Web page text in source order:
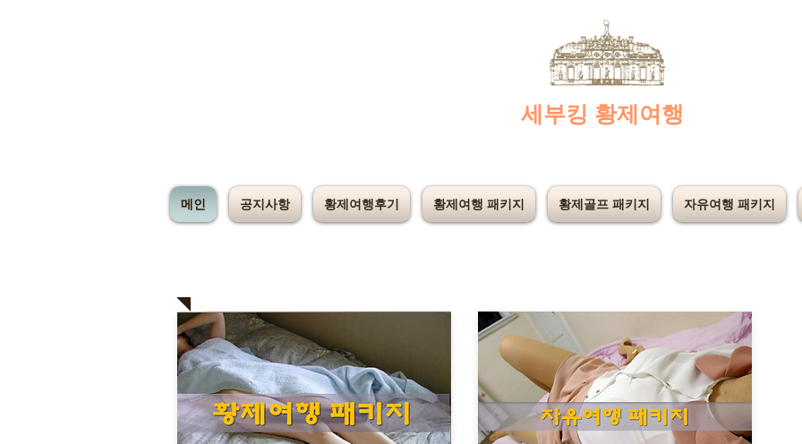
​세부킹 황제여행
메인 공지사항 황제여행후기 황제여행 패키지 황제골프 패키지 자유여행 패키지